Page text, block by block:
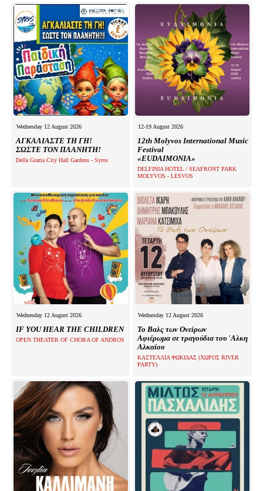
Wednesday 12 August 2026
ΑΓΚΑΛΙΑΣΤΕ ΤΗ ΓΗ!
ΣΩΣΤΕ ΤΟΝ ΠΛΑΝΗΤΗ!
Della Grazia City Hall Gardens - Syros
12-19 August 2026
12th Molyvos International Music
Festival
«EUDAIMONIA»
DELFINIA HOTEL / SEAFRONT PARK
MOLYVOS - LESVOS
Wednesday 12 August 2026
IF YOU HEAR THE CHILDREN
OPEN THEATER OF CHORA OF ANDROS
Wednesday 12 August 2026
Το Βαλς των Ονείρων
Αφιέρωμα σε τραγούδια του 'Αλκη
Αλκαίου
ΚΑΣΤΕΛΛΙΑ ΦΩΚΙΔΑΣ (ΧΩΡΟΣ RIVER
PARTY)